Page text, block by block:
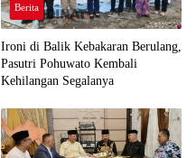
Berita
Ironi di Balik Kebakaran Berulang,
Pasutri Pohuwato Kembali
Kehilangan Segalanya